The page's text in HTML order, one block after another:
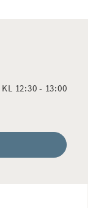
KL 12:30 - 13:00